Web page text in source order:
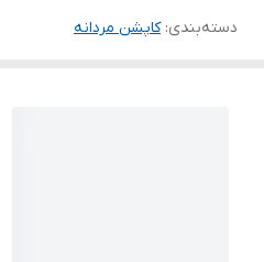
دسته‌بندی:کاپشن مردانه